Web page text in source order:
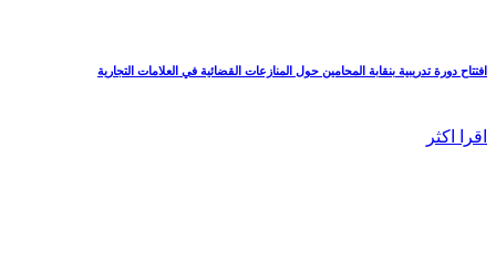
افتتاح دورة تدريبية بنقابة المحامين حول المنازعات القضائية في العلامات التجارية
اقرا اكثر